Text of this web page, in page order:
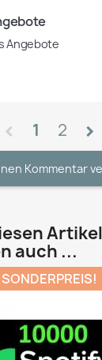
Angebote
chevron_left 1 2 chevron_right
Kommentar
auch ...
SONDERPREIS!